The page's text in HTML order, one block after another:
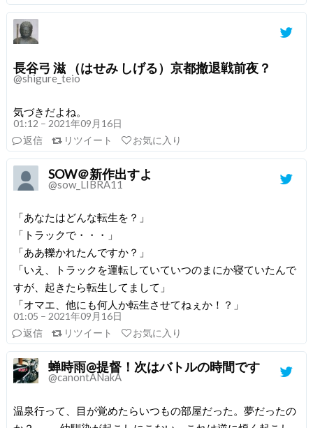
長谷弓 滋 （はせみ しげる）京都撤退戦前夜？
@shigure_teio
気づきだよね。
01:12 – 2021年09月16日
返信
リツイート お気に入り
SOW＠新作出すよ
@sow_LIBRA11
「あなたはどんな転生を？」
「トラックで・・・」
「ああ轢かれたんですか？」
「いえ、トラックを運転していていつのまにか寝ていたんで
すが、起きたら転生してまして」
「オマエ、他にも何人か転生させてねぇか！？」
01:05 – 2021年09月16日
返信
リツイート お気に入り
蝉時雨@提督！次はバトルの時間です
@canontANakA
温泉行って、目が覚めたらいつもの部屋だった。夢だったの